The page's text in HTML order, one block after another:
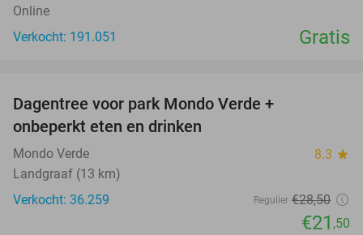
Online
Verkocht: 191.051
Gratis
Dagentree voor park Mondo Verde +
onbeperkt eten en drinken
Mondo Verde 8.3 star
Landgraaf (13 km)
Verkocht: 36.259
Regulier €28,50
€21 ,50